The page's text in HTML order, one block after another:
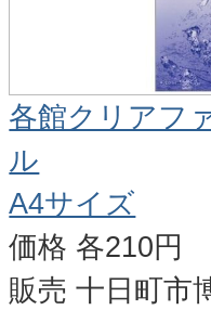
各館クリアフ
ル
A4サイズ
価格 各210円
販売 十日町市